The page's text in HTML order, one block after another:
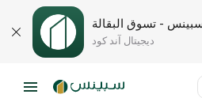
- تسوق البقالة
ديجيتال آند كود